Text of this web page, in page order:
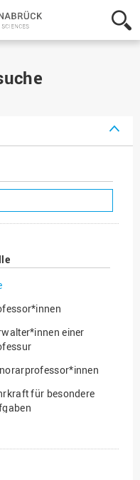
Hochschule
Osnabrück
-
einer
für besondere